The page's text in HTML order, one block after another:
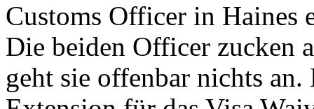
Customs Officer in Haines
Die beiden Officer zucken
geht sie offenbar nichts